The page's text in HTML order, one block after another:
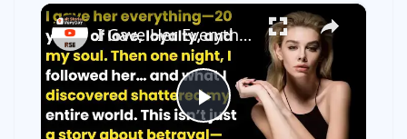
×
P
I Gave Her Everything. She Gave Herself to Another Man | Wistaloom